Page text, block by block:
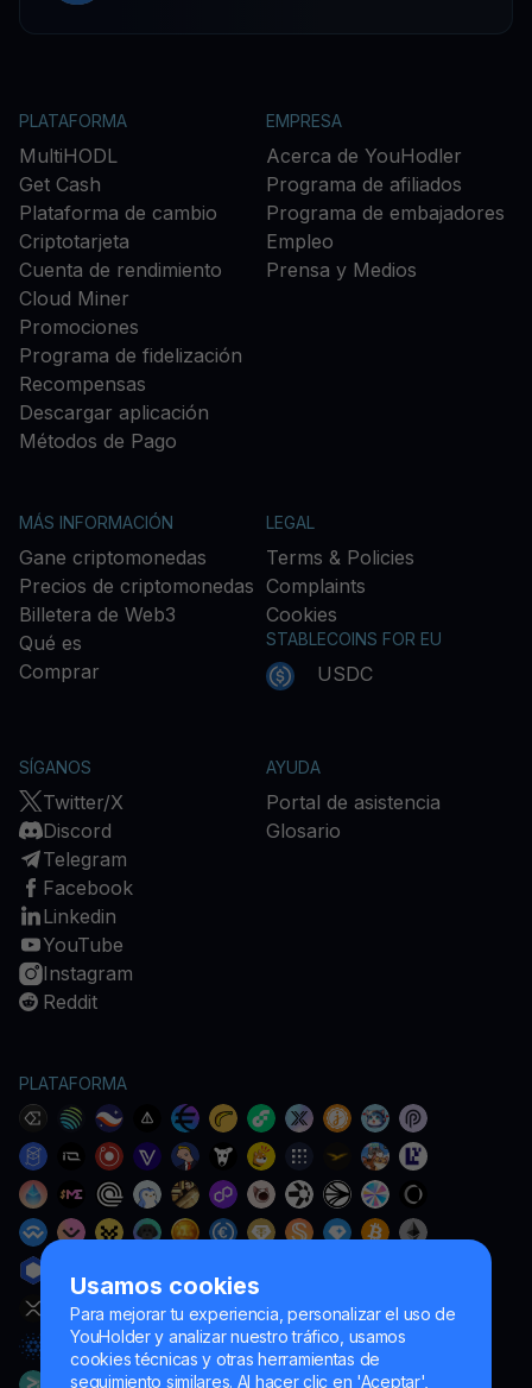
Usamos cookies
Para mejorar tu experiencia, personalizar el uso de
YouHolder y analizar nuestro tráfico, usamos
cookies técnicas y otras herramientas de
seguimiento similares. Al hacer clic en 'Aceptar',
PLATAFORMA
MultiHODL
Get Cash
Plataforma de cambio
Criptotarjeta
Cuenta de rendimiento
Cloud Miner
Promociones
Programa de fidelización
Recompensas
Descargar aplicación
Métodos de Pago
EMPRESA
Acerca de YouHodler
Programa de afiliados
Programa de embajadores
Empleo
Prensa y Medios
MÁS INFORMACIÓN
Gane criptomonedas
Precios de criptomonedas
Billetera de Web3
Qué es
Comprar
LEGAL
Terms & Policies
Complaints
Cookies
STABLECOINS FOR EU
USDC
SÍGANOS
Twitter/X
Discord
Telegram
Facebook
Linkedin
YouTube
Instagram
Reddit
AYUDA
Portal de asistencia
Glosario
PLATAFORMA